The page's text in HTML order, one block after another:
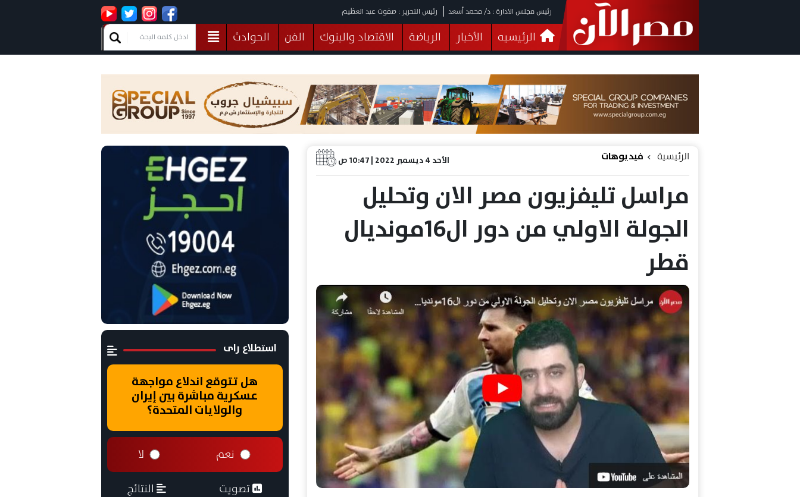
رئيس مجلس الادارة : د/ محمد أسعد رئيس التحرير : صفوت عبد العظيم
الرئيسيه الأخبار الرياضة الاقتصاد والبنوك الفن
الحوادث
فيديوهات
البرلمان صحة الثقافة خدمات منوعات
الأحد 4 ديسمبر 2022 | 10:47 ص الرئيسية فيديوهات
مراسل تليفزيون مصر الان وتحليل
الجولة الاولي من دور ال16مونديال
قطر
استطلاع راى
هل تتوقع اندلاع مواجهة
عسكرية مباشرة بين إيران
والولايات المتحدة؟
نعم لا
تصويت النتائج